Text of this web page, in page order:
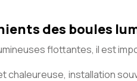
des boules
flottantes, il est
chaleureuse, installation